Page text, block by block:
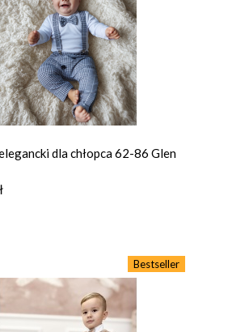
dla chłopca 62-86 Glen
Bestseller